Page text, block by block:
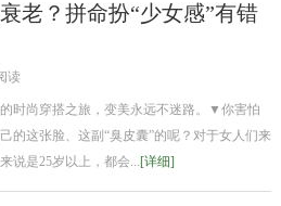
老？拼命扮“少女感”有错
读
时尚穿搭之旅，变美永远不迷路。▼你害怕
的这张脸、这副“臭皮囊”的呢？对于女人们来
说是25岁以上，都会...[详细]